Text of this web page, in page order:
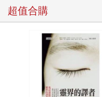
值得寫進出版史的個案。
聊李安「少年Pi的奇幻漂
樂，所以你很難不碰到三
走進每一個家庭，但每一
烹飪、美容、瘦身、按摩
變2萬人的PUSH美腿技術
輕經典》《空腹力革命》
超值合購